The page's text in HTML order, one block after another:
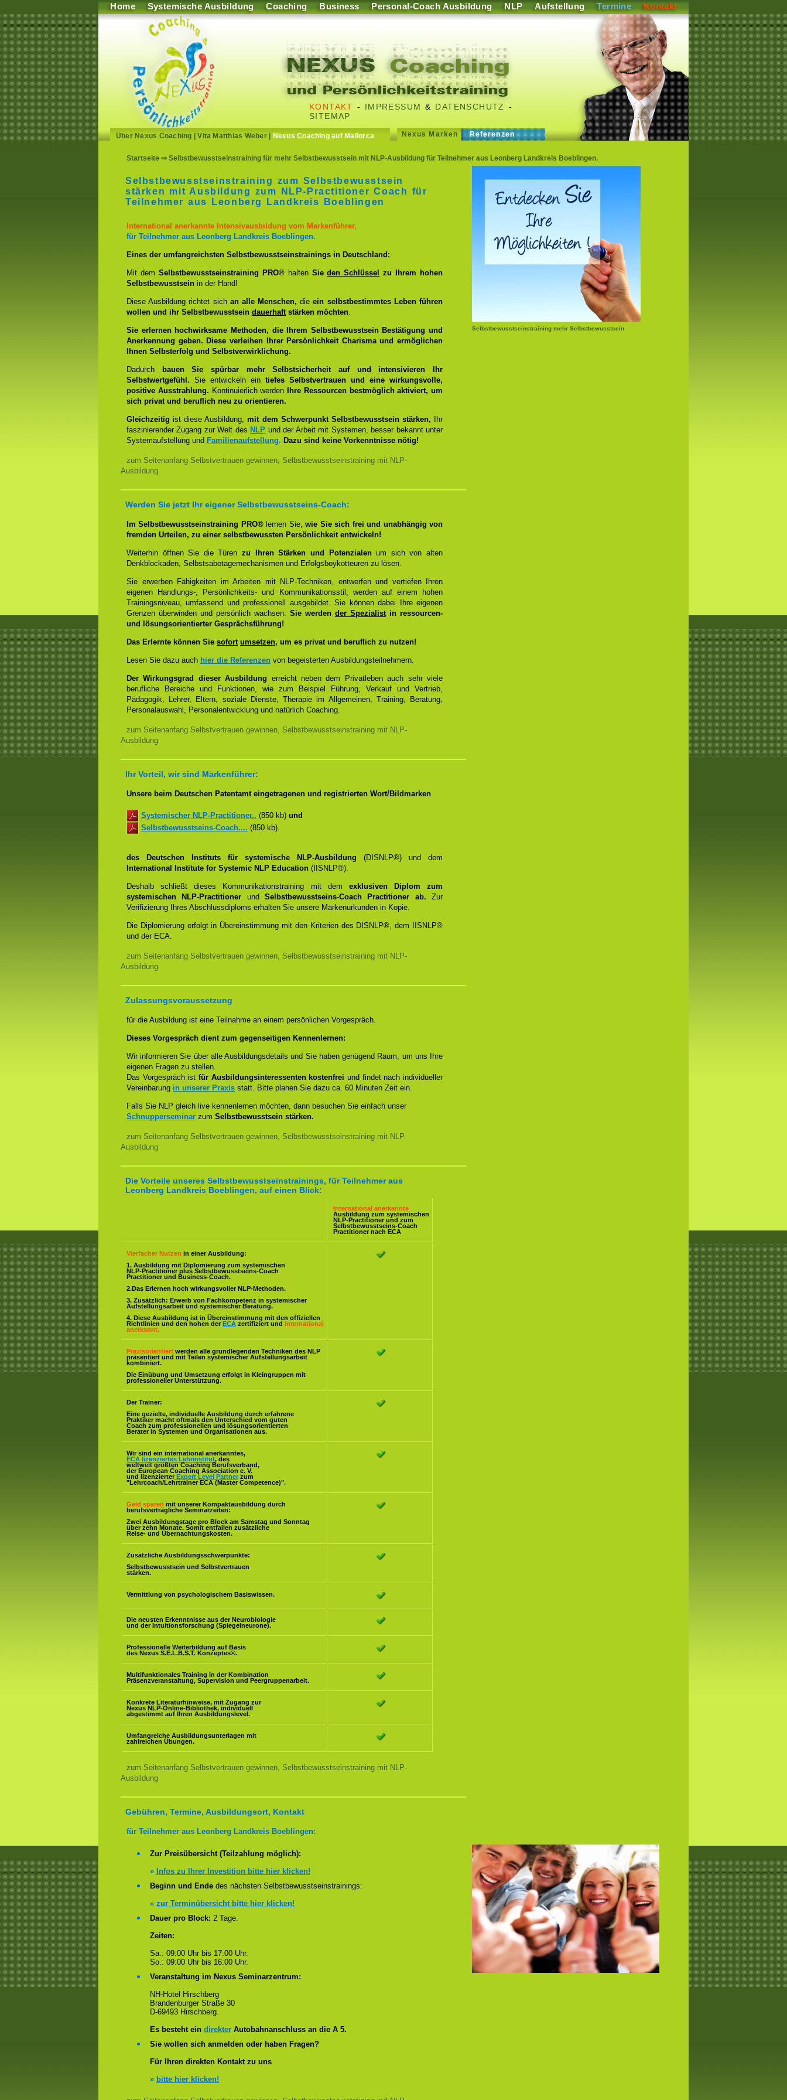
Home Systemische Ausbildung Coaching Business Personal-Coach Ausbildung NLP Aufstellung Termine Kontakt
KONTAKT - IMPRESSUM & DATENSCHUTZ
-
SITEMAP
Über Nexus Coaching |Vita Matthias Weber| Nexus Coaching auf Mallorca Nexus Marken Referenzen
Startseite ⇒ Selbstbewusstseinstraining für mehr Selbstbewusstsein mit NLP-Ausbildung für Teilnehmer aus Leonberg Landkreis Boeblingen.
Selbstbewusstseinstraining mehr Selbstbewusstsein
Selbstbewusstseinstraining zum Selbstbewusstsein
stärken mit Ausbildung zum NLP-Practitioner Coach für
Teilnehmer aus Leonberg Landkreis Boeblingen
International anerkannte Intensivausbildung vom Markenführer,
für Teilnehmer aus Leonberg Landkreis Boeblingen.
Eines der umfangreichsten Selbstbewusstseinstrainings in Deutschland:
Mit dem Selbstbewusstseinstraining PRO®haltenSieden Schlüssel
zu Ihrem hohen
Selbstbewusstsein in der Hand!
Diese Ausbildung richtet sich an alle Menschen, dieein selbstbestimmtes Leben führen
wollen und ihr Selbstbewusstsein dauerhaftstärken möchten.
Sie erlernen hochwirksame Methoden, die Ihrem Selbstbewusstsein Bestätigung und
Anerkennung geben. Diese verleihen Ihrer Persönlichkeit Charisma und ermöglichen
Ihnen Selbsterfolg und Selbstverwirklichung.
Dadurch
bauen Sie spürbar mehr Selbstsicherheit auf und intensivieren Ihr
Selbstwertgefühl. Sie entwickeln ein tiefes Selbstvertrauen und eine wirkungsvolle,
positive Ausstrahlung. Kontinuierlich werden
Ihre Ressourcen bestmöglich aktiviert, um
sich privat und beruflich neu zu orientieren.
Gleichzeitigist diese Ausbildung, mit dem Schwerpunkt Selbstbewusstsein stärken, Ihr
faszinierender Zugang zur Welt des NLP und der Arbeit mit Systemen, besser bekannt unter
Systemaufstellung und Familienaufstellung. Dazu sind keine Vorkenntnisse nötig!
zum Seitenanfang Selbstvertrauen gewinnen, Selbstbewusstseinstraining mit NLP-
Ausbildung
Werden Sie jetzt Ihr eigener Selbstbewusstseins-Coach:
Im Selbstbewusstseinstraining PRO® lernen Sie,wie Sie sich frei und unabhängig von
fremden Urteilen, zu einer selbstbewussten Persönlichkeit entwickeln!
Weiterhin öffnen Sie die Türenzu Ihren Stärken und Potenzialenum sich von alten
Denkblockaden, Selbstsabotagemechanismen und Erfolgsboykotteuren zu lösen.
Sie erwerben Fähigkeiten im Arbeiten mit NLP-Techniken, entwerfen und vertiefen Ihren
eigenen Handlungs-, Persönlichkeits- und Kommunikationsstil, werden auf einem hohen
Trainingsniveau, umfassend und professionell ausgebildet. Sie können dabei Ihre eigenen
Grenzen überwinden und persönlich wachsen. Sie werden der Spezialistin ressourcen-
und lösungsorientierter Gesprächsführung!
Das Erlernte können Sie sofort umsetzen, um es privat und beruflich zu nutzen!
Lesen Sie dazu auch hier die Referenzen von begeisterten Ausbildungsteilnehmern.
Der Wirkungsgrad dieser Ausbildung erreicht neben dem Privatleben auch sehr viele
berufliche Bereiche und Funktionen, wie zum Beispiel Führung, Verkauf und Vertrieb,
Pädagogik, Lehrer, Eltern, soziale Dienste, Therapie im Allgemeinen, Training, Beratung,
Personalauswahl, Personalentwicklung und natürlich Coaching.
zum Seitenanfang Selbstvertrauen gewinnen, Selbstbewusstseinstraining mit NLP-
Ausbildung
Ihr Vorteil, wir sind Markenführer:
Unsere beim Deutschen Patentamt eingetragenen und registrierten Wort/Bildmarken
Systemischer NLP-Practitioner.. (850 kb) und
Selbstbewusstseins-Coach.... (850 kb).
des Deutschen Instituts für systemische NLP-Ausbildung (DISNLP®) und dem
International Institute for Systemic NLP Education (IISNLP®).
Deshalb schließt dieses Kommunikationstraining mit dem exklusiven Diplom zum
systemischen NLP-Practitioner undSelbstbewusstseins-Coach Practitioner ab.Zur
Verifizierung Ihres Abschlussdiploms erhalten Sie unsere Markenurkunden in Kopie.
Die Diplomierung erfolgt in Übereinstimmung mit den Kriterien des DISNLP®, dem IISNLP®
und der ECA.
zum Seitenanfang Selbstvertrauen gewinnen, Selbstbewusstseinstraining mit NLP-
Ausbildung
Zulassungsvoraussetzung
für die Ausbildung ist eine Teilnahme an einem persönlichen Vorgespräch.
Dieses Vorgespräch dient zum gegenseitigen Kennenlernen:
Wir informieren Sie über alle Ausbildungsdetails und Sie haben genügend Raum, um uns Ihre
eigenen Fragen zu stellen.
Das Vorgespräch ist für Ausbildungsinteressenten kostenfrei und findet nach individueller
Vereinbarung in unserer Praxis statt. Bitte planen Sie dazu ca. 60 Minuten Zeit ein.
Falls Sie NLP gleich live kennenlernen möchten, dann besuchen Sie einfach unser
Schnupperseminar zum Selbstbewusstsein stärken.
zum Seitenanfang Selbstvertrauen gewinnen, Selbstbewusstseinstraining mit NLP-
Ausbildung
Die Vorteile unseres Selbstbewusstseinstrainings, für Teilnehmer aus
Leonberg Landkreis Boeblingen, auf einen Blick:
International anerkannte
Ausbildung zum systemischen
NLP-Practitioner und zum
Selbstbewusstseins-Coach
Practitioner nach ECA
Vierfacher Nutzen in einer Ausbildung:
1. Ausbildung mit Diplomierung zum systemischen
NLP-Practitioner plus Selbstbewusstseins-Coach
Practitioner und Business-Coach.
2.Das Erlernen hoch wirkungsvoller NLP-Methoden.
3. Zusätzlich: Erwerb von Fachkompetenz in systemischer
Aufstellungsarbeit und systemischer Beratung.
4. Diese Ausbildung ist in Übereinstimmung mit den offiziellen
Richtlinien und den hohen der ECA zertifiziert und international
anerkannt.
Praxisorientiert werden alle grundlegenden Techniken des NLP
präsentiert und mit Teilen systemischer Aufstellungsarbeit
kombiniert.
Die Einübung und Umsetzung erfolgt in Kleingruppen mit
professioneller Unterstützung.
Der Trainer:
Eine gezielte, individuelle Ausbildung durch erfahrene
Praktiker macht oftmals den Unterschied vom guten
Coach zum professionellen und lösungsorientierten
Berater in Systemen und Organisationen aus.
Wir sind ein international anerkanntes,
ECA lizenziertes Lehrinstitut, des
weltweit größten Coaching Berufsverband,
der European Coaching Association e. V.
und lizenzierter Expert Level Partner zum
"Lehrcoach/Lehrtrainer ECA (Master Competence)".
Geld sparen mit unserer Kompaktausbildung durch
berufsverträgliche Seminarzeiten:
Zwei Ausbildungstage pro Block am Samstag und Sonntag
über zehn Monate. Somit entfallen zusätzliche
Reise- und Übernachtungskosten.
Zusätzliche Ausbildungsschwerpunkte:
Selbstbewusstsein und Selbstvertrauen
stärken.
Vermittlung von psychologischem Basiswissen.
Die neusten Erkenntnisse aus der Neurobiologie
und der Intuitionsforschung (Spiegelneurone).
Professionelle Weiterbildung auf Basis
des Nexus S.E.L.B.S.T. Konzeptes®.
Multifunktionales Training in der Kombination
Präsenzveranstaltung, Supervision und Peergruppenarbeit.
Konkrete Literaturhinweise, mit Zugang zur
Nexus NLP-Online-Bibliothek, individuell
abgestimmt auf Ihren Ausbildungslevel.
Umfangreiche Ausbildungsunterlagen mit
zahlreichen Übungen.
zum Seitenanfang Selbstvertrauen gewinnen, Selbstbewusstseinstraining mit NLP-
Ausbildung
Gebühren, Termine, Ausbildungsort, Kontakt
für Teilnehmer aus Leonberg Landkreis Boeblingen:
Zur Preisübersicht (Teilzahlung möglich):
» Infos zu Ihrer Investition bitte hier klicken!
Beginn und Ende des nächsten Selbstbewusstseinstrainings:
» zur Terminübersicht bitte hier klicken!
Dauer pro Block: 2 Tage.
Zeiten:
Sa.: 09:00 Uhr bis 17:00 Uhr.
So.: 09:00 Uhr bis 16:00 Uhr.
Veranstaltung im Nexus Seminarzentrum:
NH-Hotel Hirschberg
Brandenburger Straße 30
D-69493 Hirschberg.
Es besteht ein direkter Autobahnanschluss an die A 5.
Sie wollen sich anmelden oder haben Fragen?
Für Ihren direkten Kontakt zu uns
» bitte hier klicken!